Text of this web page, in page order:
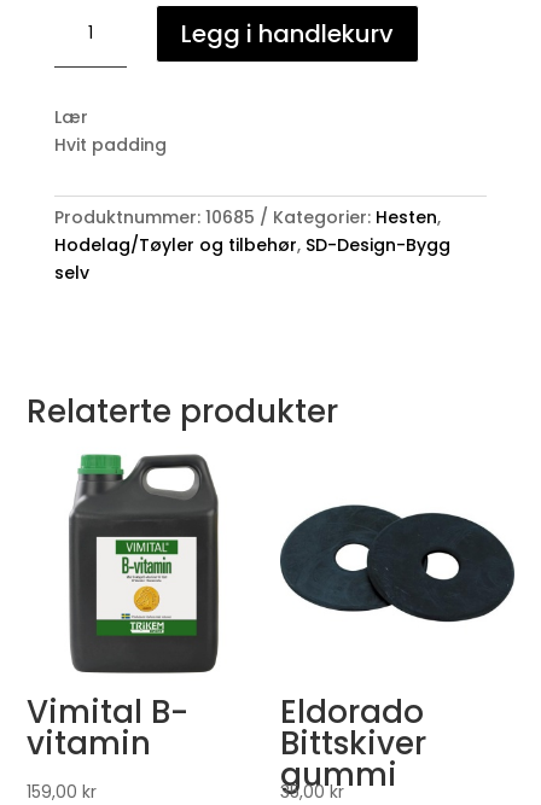
design
nesereim
Legg i handlekurv
Lær
Hvit padding
Produktnummer: 10685 Kategorier: Hesten,
Hodelag/Tøyler og tilbehør, SD-Design-Bygg
selv
Relaterte produkter
Vimital B-
vitamin
159,00kr
Eldorado
Bittskiver
gummi
35,00kr